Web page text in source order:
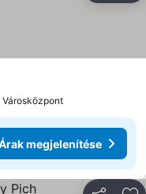
megjelenítése